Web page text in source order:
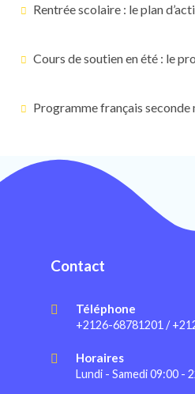
Rentrée scolaire : le plan
Cours de soutien en été : le
Programme français seconde
Contact
Téléphone
+2126-68781201 /
Horaires
Lundi - Samedi 09:00 -